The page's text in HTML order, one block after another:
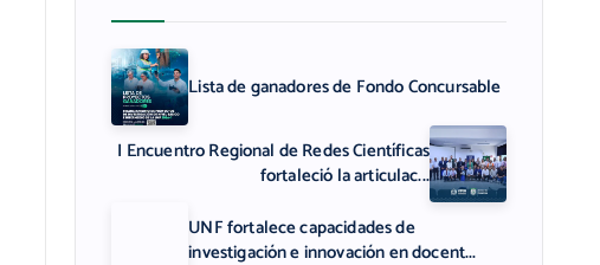
Lista de ganadores de Fondo Concursable
I Encuentro Regional de Redes Científicas
fortaleció la articulac...
UNF fortalece capacidades de
investigación e innovación en docent...